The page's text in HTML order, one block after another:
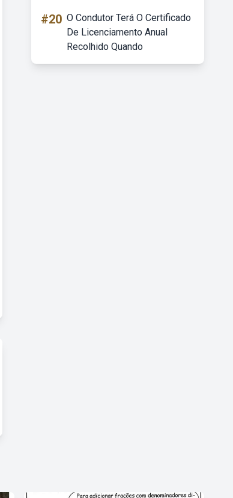
#20 O Condutor Terá O Certificado
De Licenciamento Anual
Recolhido Quando